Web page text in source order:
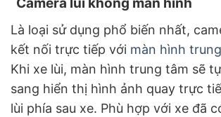
Là loại sử dụng phổ biến nhất,
kết nối trực tiếp với màn hình
Khi xe lùi, màn hình trung tâm sẽ
sang hiển thị hình ảnh quay trực
lùi phía sau xe. Phù hợp với xe đã